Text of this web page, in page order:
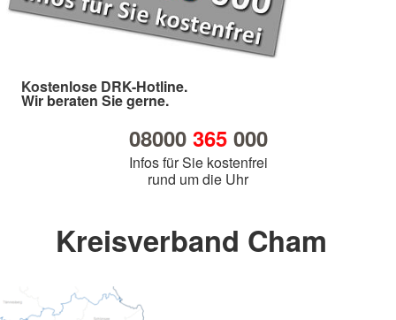
Kostenlose DRK-Hotline.
Wir beraten Sie gerne.
08000 365000
Infos für Sie kostenfrei
rund um die Uhr
Kreisverband Cham